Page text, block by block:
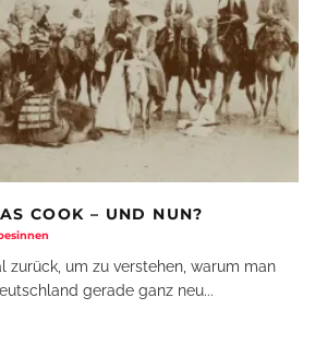
COOK – UND NUN?
zurück, um zu verstehen, warum man
gerade ganz neu...